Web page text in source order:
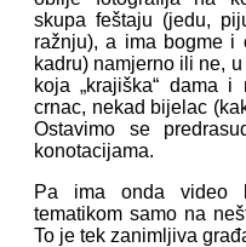
skupa feštaju (jedu,
ražnju), a ima bogme i
kadru) namjerno ili ne,
koja „krajiška“ dama i
crnac, nekad bijelac
Ostavimo se
konotacijama.
Pa ima onda video
tematikom samo na
To je tek zanimljiva